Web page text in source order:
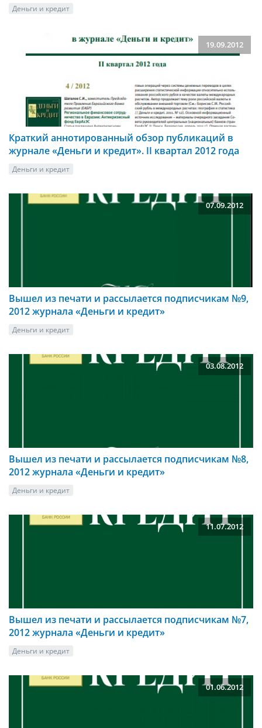
Деньги и кредит
19.09.2012
Краткий аннотированный обзор публикаций в
журнале «Деньги и кредит». II квартал 2012 года
Деньги и кредит
07.09.2012
Вышел из печати и рассылается подписчикам №9,
2012 журнала «Деньги и кредит»
Деньги и кредит
03.08.2012
Вышел из печати и рассылается подписчикам №8,
2012 журнала «Деньги и кредит»
Деньги и кредит
11.07.2012
Вышел из печати и рассылается подписчикам №7,
2012 журнала «Деньги и кредит»
Деньги и кредит
01.06.2012